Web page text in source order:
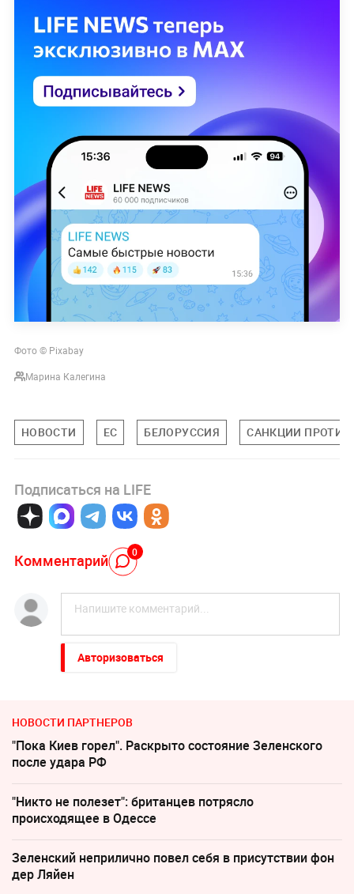
Фото © Pixabay
Марина Калегина
НОВОСТИ ЕС БЕЛОРУССИЯ САНКЦИИ ПРОТИВ
Подписаться на LIFE
Комментарий 0
Авторизоваться
НОВОСТИ ПАРТНЕРОВ
"Пока Киев горел". Раскрыто состояние Зеленского
после удара РФ
"Никто не полезет": британцев потрясло
происходящее в Одессе
Зеленский неприлично повел cебя в присутствии фон
дер Ляйен